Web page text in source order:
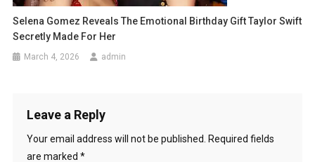
Selena Gomez Reveals The Emotional Birthday Gift Taylor Swift
Secretly Made For Her
March 4, 2026 admin
Leave a Reply
Your email address will not be published.
Required fields
are marked *